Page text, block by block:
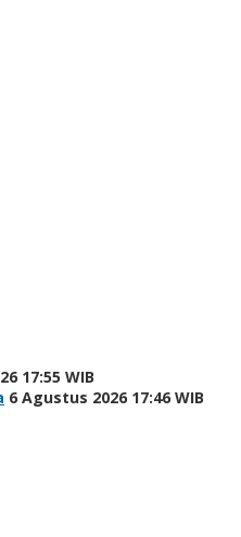
17:55 WIB
6 Agustus 2026 17:46 WIB